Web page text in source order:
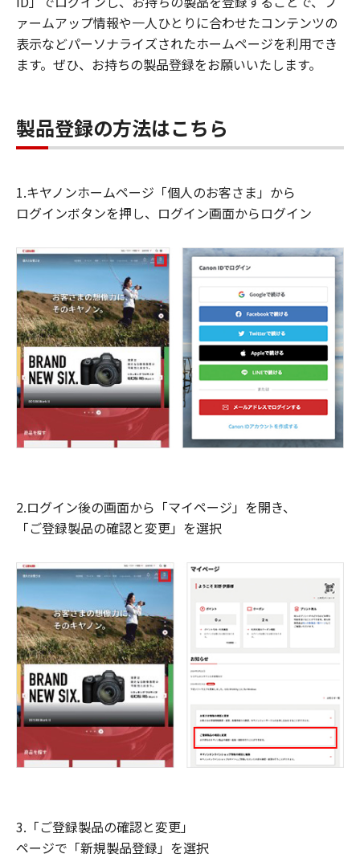
ァームアップ情報や一人ひとりに合わせたコンテンツの
表示などパーソナライズされたホームページを利用でき
ます。ぜひ、お持ちの製品登録をお願いいたします。
製品登録の方法はこちら
1.キヤノンホームページ「個人のお客さま」から
ログインボタンを押し、ログイン画面からログイン
2.ログイン後の画面から「マイページ」を開き、
「ご登録製品の確認と変更」を選択
3.「ご登録製品の確認と変更」
ページで「新規製品登録」を選択